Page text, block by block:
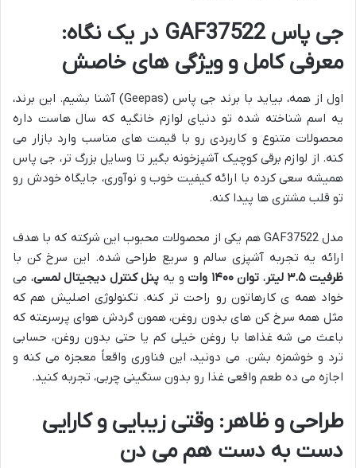
جی پاس GAF37522 در یک نگاه:
معرفی کامل و ویژگی های خاصش
اول از همه، بیاید با برند جی پاس (Geepas) آشنا بشیم. این برند،
یه اسم شناخته شده تو دنیای لوازم خانگیه که سال هاست داره
محصولات متنوع و کاربردی رو با قیمت های مناسب وارد بازار می
کنه. از لوازم برقی کوچیک آشپزخونه بگیر تا وسایل بزرگ تر، جی پاس
همیشه سعی کرده با ارائه کیفیت خوب و نوآوری، جایگاه خودش رو
تو قلب مشتری ها پیدا کنه.
مدل GAF37522 هم یکی از محصولات محبوب این شرکته که با هدف
ارائه یه تجربه آشپزی سالم و سریع طراحی شده. این سرخ کن با
ظرفیت ۳.۵ لیتر
، توان ۱۴۰۰ وات و یه پنل کنترل دیجیتال لمسی، می
خواد همه ی کارهاتون رو راحت تر کنه. تکنولوژی اصلیش هم که
مثل همه سرخ کن های بدون روغن، همون گردش هوای پرسرعته که
باعث می شه غذاها با روغن خیلی کم یا حتی بدون روغن، حسابی
ترد و خوشمزه بشن. می دونید، این فناوری واقعاً معجزه می کنه و
اجازه می ده طعم واقعی غذا رو بدون سنگینی چربی، تجربه کنید.
طراحی و ظاهر: وقتی زیبایی و کارایی
دست به دست هم می دن